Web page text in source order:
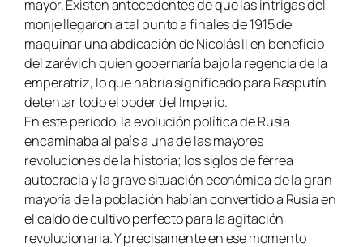
mayor. Existen antecedentes de que las intrigas del
monje llegaron a tal punto a finales de 1915 de
maquinar una abdicación de Nicolás II en beneficio
del zarévich quien gobernaría bajo la regencia de la
emperatriz, lo que habría significado para Rasputín
detentar todo el poder del Imperio.
En este período, la evolución política de Rusia
encaminaba al país a una de las mayores
revoluciones de la historia; los siglos de férrea
autocracia y la grave situación económica de la gran
mayoría de la población habían convertido a Rusia en
el caldo de cultivo perfecto para la agitación
revolucionaria. Y precisamente en ese momento